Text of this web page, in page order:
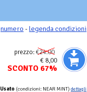
numero -legenda condizioni
prezzo:€24.00
€ 8,00
SCONTO 67%
Usato (condizioni: NEAR MINT) dettagli